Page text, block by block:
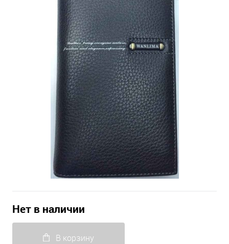
Нет в наличии
В корзину